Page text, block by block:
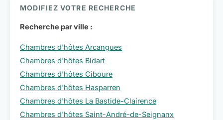
MODIFIEZ VOTRE RECHERCHE
Recherche par ville :
Chambres d'hôtes Arcangues
Chambres d'hôtes Bidart
Chambres d'hôtes Ciboure
Chambres d'hôtes Hasparren
Chambres d'hôtes La Bastide-Clairence
Chambres d'hôtes Saint-André-de-Seignanx